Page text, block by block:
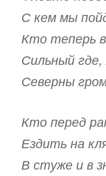
С кем мы
Кто теперь
Сильный
Северны
Кто перед
Ездить на
В стуже и в